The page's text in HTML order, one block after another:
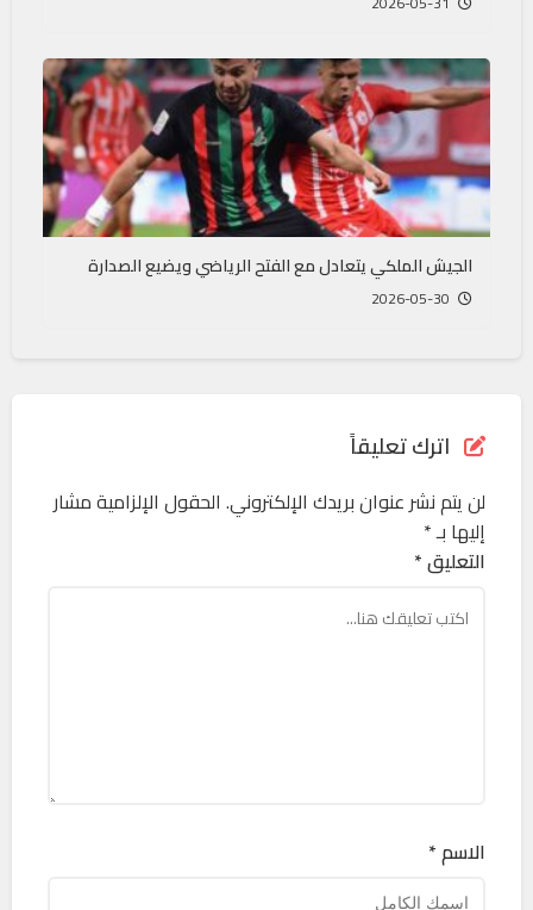
الجيش الملكي يتعادل مع الفتح الرياضي ويضيع الصدارة
اترك تعليقاً
لن يتم نشر عنوان بريدك الإلكتروني. الحقول الإلزامية مشار
إليها بـ*
التعليق *
الاسم *